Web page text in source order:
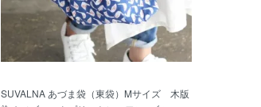
SUVALNA あづま袋（東袋）Mサイズ 木版